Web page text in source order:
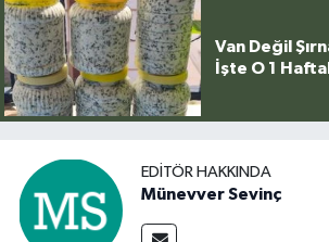
Van Değil
İşte O 1
EDITÖR HAKKINDA
Münevver Sevinç